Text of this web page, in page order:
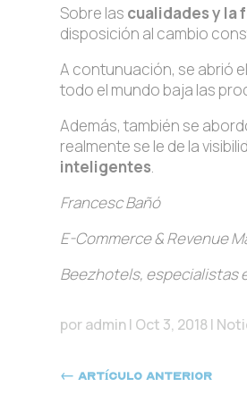
Sobre las cualidades y la
disposición al cambio
A contunuación, se abrió
todo el mundo baja las
Además, también se
realmente se le de la
inteligentes.
Francesc Bañó
E-Commerce&Revenue
Beezhotels, especialistas
poradmin| Oct 3, 2018|
←Artículo anterior